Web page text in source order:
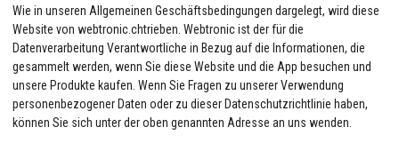
Wie in unseren Allgemeinen Geschäftsbedingungen dargelegt, wird diese
Website von webtronic.chtrieben. Webtronic ist der für die
Datenverarbeitung Verantwortliche in Bezug auf die Informationen, die
gesammelt werden, wenn Sie diese Website und die App besuchen und
unsere Produkte kaufen. Wenn Sie Fragen zu unserer Verwendung
personenbezogener Daten oder zu dieser Datenschutzrichtlinie haben,
können Sie sich unter der oben genannten Adresse an uns wenden.